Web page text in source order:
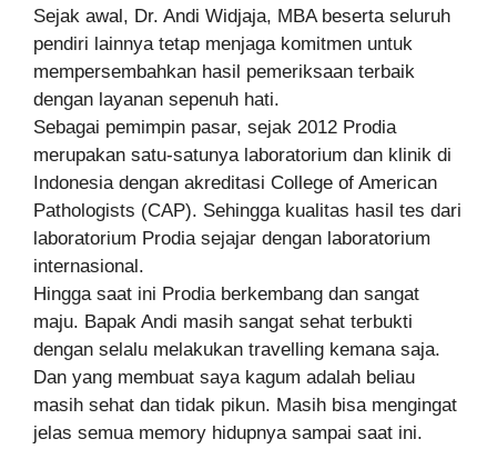
Sejak awal, Dr. Andi Widjaja, MBA beserta seluruh
pendiri lainnya tetap menjaga komitmen untuk
mempersembahkan hasil pemeriksaan terbaik
dengan layanan sepenuh hati.
Sebagai pemimpin pasar, sejak 2012 Prodia
merupakan satu-satunya laboratorium dan klinik di
Indonesia dengan akreditasi College of American
Pathologists (CAP). Sehingga kualitas hasil tes dari
laboratorium Prodia sejajar dengan laboratorium
internasional.
Hingga saat ini Prodia berkembang dan sangat
maju. Bapak Andi masih sangat sehat terbukti
dengan selalu melakukan travelling kemana saja.
Dan yang membuat saya kagum adalah beliau
masih sehat dan tidak pikun. Masih bisa mengingat
jelas semua memory hidupnya sampai saat ini.